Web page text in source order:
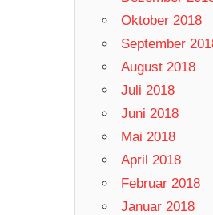
Oktober 2018
September
August 2018
Juli 2018
Juni 2018
Mai 2018
April 2018
Februar 2018
Januar 2018